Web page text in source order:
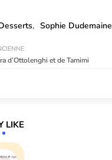
Sophie Dudemaine
d’Ottolenghi et de Tamimi
LIKE